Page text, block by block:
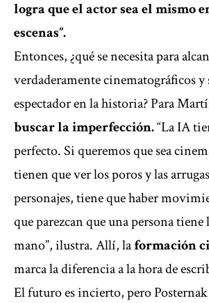
logra que el actor sea el mismo
escenas”.
Entonces, ¿qué se necesita para
verdaderamente cinematográficos
espectador en la historia? Para
buscar la imperfección.“La IA
perfecto. Si queremos que sea
tienen que ver los poros y las
personajes, tiene que haber
que parezcan que una persona tiene
mano”, ilustra. Allí, laformación
marca la diferencia a la hora de
El futuro es incierto, pero